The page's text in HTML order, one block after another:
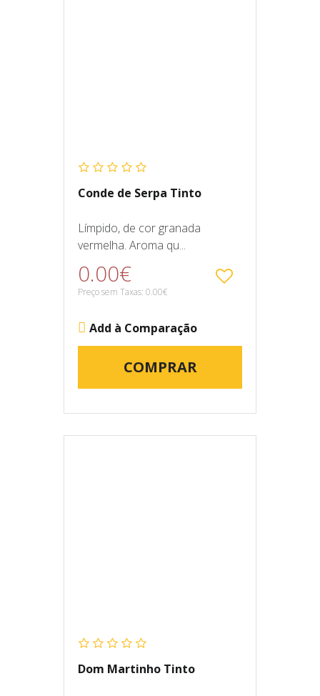
Conde de Serpa Tinto
Límpido, de cor granada
vermelha. Aroma qu...
0.00€
Preço sem Taxas: 0.00€
Add à Comparação
COMPRAR
Dom Martinho Tinto